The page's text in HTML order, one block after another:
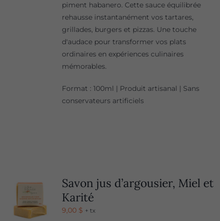
piment habanero. Cette sauce équilibrée
rehausse instantanément vos tartares,
grillades, burgers et pizzas. Une touche
d'audace pour transformer vos plats
ordinaires en expériences culinaires
mémorables.
Format : 100ml | Produit artisanal | Sans
conservateurs artificiels
Savon jus d’argousier, Miel et
Karité
9,00 $ + tx